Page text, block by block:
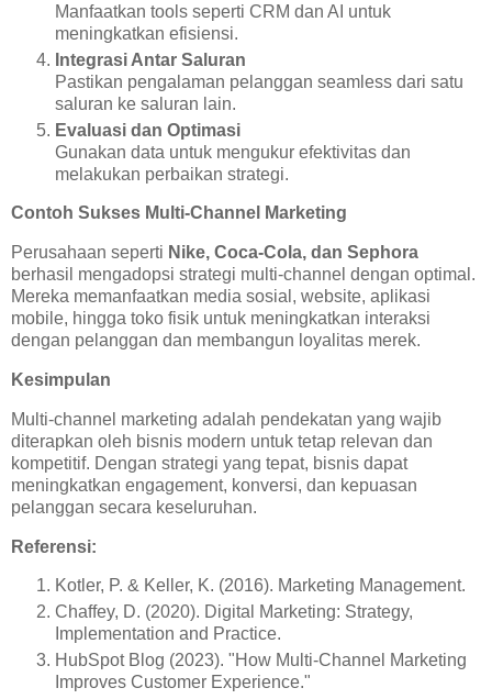
Manfaatkan tools seperti CRM dan AI untuk
meningkatkan efisiensi.
Integrasi Antar Saluran
Pastikan pengalaman pelanggan seamless dari satu
saluran ke saluran lain.
Evaluasi dan Optimasi
Gunakan data untuk mengukur efektivitas dan
melakukan perbaikan strategi.
Contoh Sukses Multi-Channel Marketing
Perusahaan seperti Nike, Coca-Cola, dan Sephora
berhasil mengadopsi strategi multi-channel dengan optimal.
Mereka memanfaatkan media sosial, website, aplikasi
mobile, hingga toko fisik untuk meningkatkan interaksi
dengan pelanggan dan membangun loyalitas merek.
Kesimpulan
Multi-channel marketing adalah pendekatan yang wajib
diterapkan oleh bisnis modern untuk tetap relevan dan
kompetitif. Dengan strategi yang tepat, bisnis dapat
meningkatkan engagement, konversi, dan kepuasan
pelanggan secara keseluruhan.
Referensi:
Kotler, P. & Keller, K. (2016). Marketing Management.
Chaffey, D. (2020). Digital Marketing: Strategy,
Implementation and Practice.
HubSpot Blog (2023). "How Multi-Channel Marketing
Improves Customer Experience."